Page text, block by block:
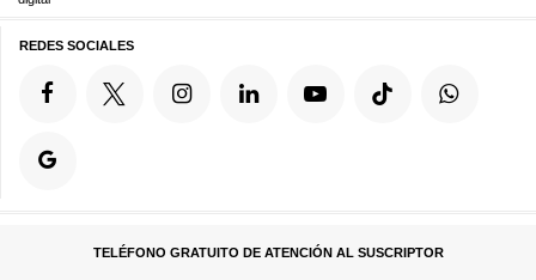
REDES SOCIALES
TELÉFONO GRATUITO DE ATENCIÓN AL SUSCRIPTOR